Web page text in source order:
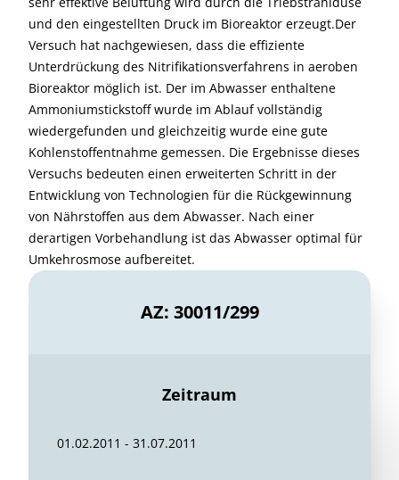
und den eingestellten Druck im Bioreaktor erzeugt.Der
Versuch hat nachgewiesen, dass die effiziente
Unterdrückung des Nitrifikationsverfahrens in aeroben
Bioreaktor möglich ist. Der im Abwasser enthaltene
Ammoniumstickstoff wurde im Ablauf vollständig
wiedergefunden und gleichzeitig wurde eine gute
Kohlenstoffentnahme gemessen. Die Ergebnisse dieses
Versuchs bedeuten einen erweiterten Schritt in der
Entwicklung von Technologien für die Rückgewinnung
von Nährstoffen aus dem Abwasser. Nach einer
derartigen Vorbehandlung ist das Abwasser optimal für
Umkehrosmose aufbereitet.
AZ: 30011/299
Zeitraum
01.02.2011 - 31.07.2011